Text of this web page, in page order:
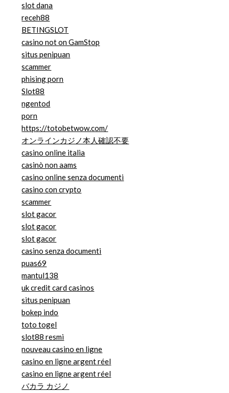
slot dana
receh88
BETINGSLOT
casino not on GamStop
situs penipuan
scammer
phising porn
Slot88
ngentod
porn
https://totobetwow.com/
オンラインカジノ本人確認不要
casino online italia
casinò non aams
casino online senza documenti
casino con crypto
scammer
slot gacor
slot gacor
slot gacor
casino senza documenti
puas69
mantul138
uk credit card casinos
situs penipuan
bokep indo
toto togel
slot88 resmi
nouveau casino en ligne
casino en ligne argent réel
casino en ligne argent réel
バカラ カジノ